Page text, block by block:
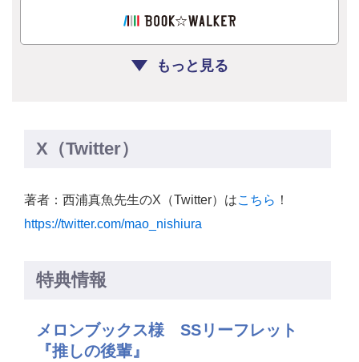
もっと見る
X（Twitter）
著者：西浦真魚先生のX（Twitter）はこちら ！
https://twitter.com/mao_nishiura
特典情報
メロンブックス様 SSリーフレット
『推しの後輩』